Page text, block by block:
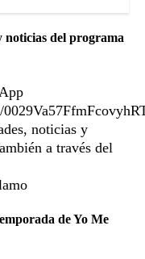
noticias del programa
noticias y
a través del
de Yo Me